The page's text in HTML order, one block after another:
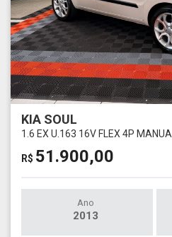
KIA SOUL
1.6 EX U.163 16V FLEX 4P MANUAL
R$ 51.900,00
Ano
2013